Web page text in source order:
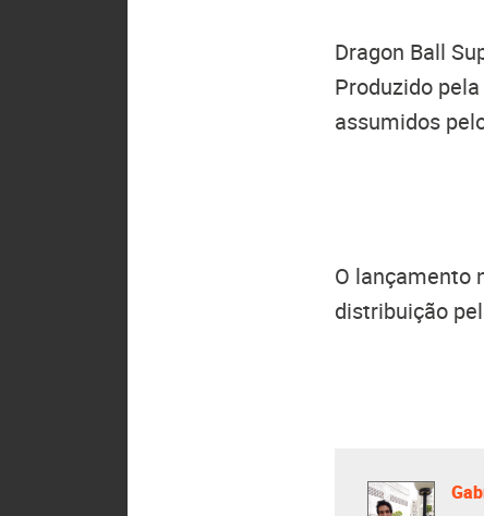
Dragon Ball
Produzido pela
assumidos
O lançamento
distribuição